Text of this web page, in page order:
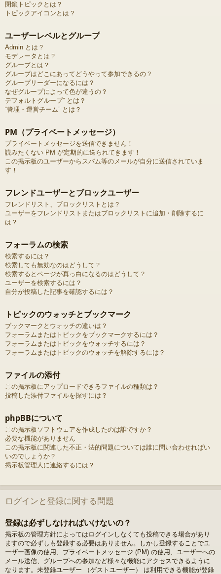
閉鎖トピックとは？
トピックアイコンとは？
ユーザーレベルとグループ
Admin とは？
モデレータとは？
グループとは？
グループはどこにあってどうやって参加できるの？
グループリーダーになるには？
なぜグループによって色が違うの？
デフォルトグループ” とは？
“管理・運営チーム” とは？
PM（プライベートメッセージ）
プライベートメッセージを送信できません！
読みたくない PM が定期的に送られてきます！
この掲示板のユーザーからスパム等のメールが自分に送信されていま
す！
フレンドユーザーとブロックユーザー
フレンドリスト、ブロックリストとは？
ユーザーをフレンドリストまたはブロックリストに追加・削除するに
は？
フォーラムの検索
検索するには？
検索しても無効なのはどうして？
検索するとページが真っ白になるのはどうして？
ユーザーを検索するには？
自分が投稿した記事を確認するには？
トピックのウォッチとブックマーク
ブックマークとウォッチの違いは？
フォーラムまたはトピックをブックマークするには？
フォーラムまたはトピックをウォッチするには？
フォーラムまたはトピックのウォッチを解除するには？
ファイルの添付
この掲示板にアップロードできるファイルの種類は？
投稿した添付ファイルを探すには？
phpBBについて
この掲示板ソフトウェアを作成したのは誰ですか？
必要な機能がありません
この掲示板に関連した不正・法的問題については誰に問い合わせればい
いのでしょうか？
掲示板管理人に連絡するには？
ログインと登録に関する問題
登録は必ずしなければいけないの？
掲示板の管理方針によってはログインしなくても投稿できる場合があり
ますので必ずしも登録する必要はありません。しかし登録することでユ
ーザー画像の使用、プライベートメッセージ (PM) の使用、ユーザーへの
メール送信、グループへの参加など様々な機能にアクセスできるように
なります。未登録ユーザー （ゲストユーザー） は利用できる機能が登録